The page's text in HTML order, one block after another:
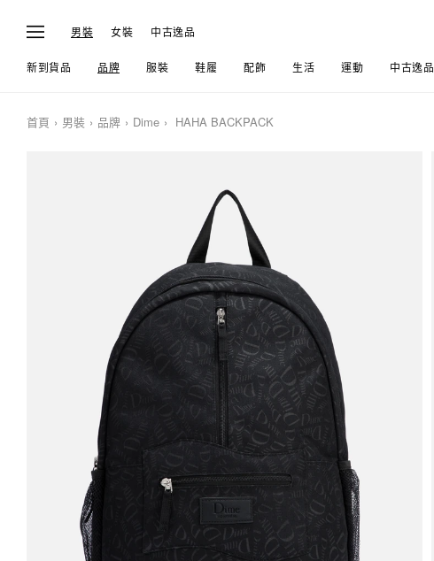
男裝 女裝 中古逸品
新到貨品 品牌 服裝 鞋履 配飾 生活 運動 中古逸品
首頁 男裝 品牌 Dime HAHA BACKPACK